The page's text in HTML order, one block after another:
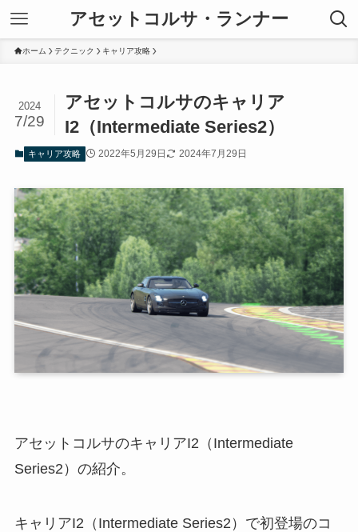
アセットコルサ・ランナー
ホーム テクニック キャリア攻略
アセットコルサのキャリア
I2（Intermediate Series2）
2024
7/29
キャリア攻略 2022年5月29日 2024年7月29日
アセットコルサのキャリアI2（Intermediate
Series2）の紹介。
キャリアI2（Intermediate Series2）で初登場のコ